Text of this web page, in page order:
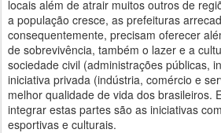
locais além de atrair muitos outros de
a população cresce, as prefeituras
consequentemente, precisam oferecer
de sobrevivência, também o lazer e a
sociedade civil (administrações públicas,
iniciativa privada (indústria, comércio e
melhor qualidade de vida dos brasileiros.
integrar estas partes são as iniciativas
esportivas e culturais.